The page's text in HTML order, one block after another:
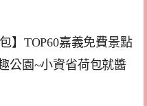
】TOP60嘉義免費景點
公園~小資省荷包就醬